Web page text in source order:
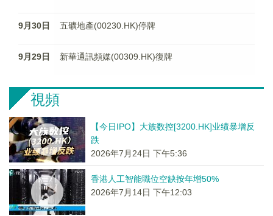
9月30日 五礦地產(00230.HK)停牌
9月29日 新華通訊頻媒(00309.HK)復牌
視頻
【今日IPO】大族数控[3200.HK]业绩暴增反
跌
2026年7月24日 下午5:36
香港人工智能職位空缺按年增50%
2026年7月14日 下午12:03